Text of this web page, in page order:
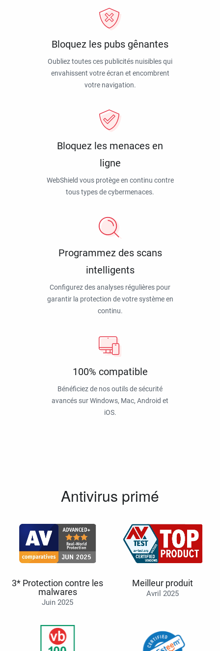
Bloquez les pubs gênantes
Oubliez toutes ces publicités nuisibles qui
envahissent votre écran et encombrent
votre navigation.
Bloquez les menaces en
ligne
WebShield vous protège en continu contre
tous types de cybermenaces.
Programmez des scans
intelligents
Configurez des analyses régulières pour
garantir la protection de votre système en
continu.
100% compatible
Bénéficiez de nos outils de sécurité
avancés sur Windows, Mac, Android et
iOS.
Antivirus primé
3* Protection contre les
malwares
Juin 2025
Meilleur produit
Avril 2025